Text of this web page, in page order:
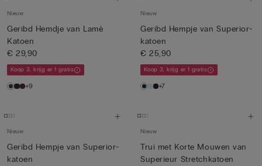
Nieuw
Geribd Hemdje van Lamè
Katoen
€ 29,90
Koop 3, krijg er 1 gratis
+9
Nieuw
Geribd Hempje van Superior-
katoen
€ 25,90
Koop 3, krijg er 1 gratis
+7
Nieuw
Geribd Hempje van Superior-
katoen
Nieuw
Trui met Korte Mouwen van
Superieur Stretchkatoen